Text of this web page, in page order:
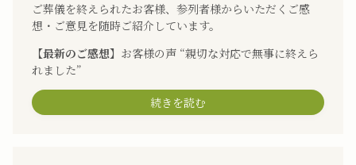
ご葬儀を終えられたお客様、参列者様からいただくご感
想・ご意見を随時ご紹介しています。
【最新のご感想】 お客様の声 “親切な対応で無事に終えら
れました”
続きを読む